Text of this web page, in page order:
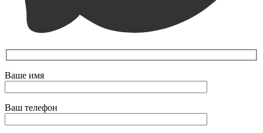
Ваше имя
Ваш телефон